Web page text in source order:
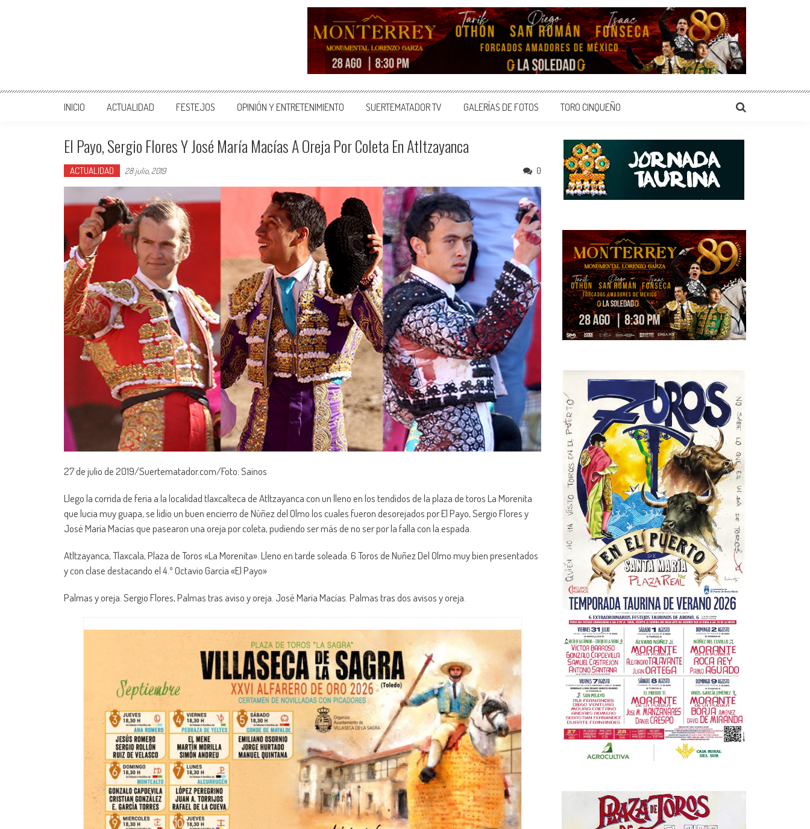
INICIO ACTUALIDAD FESTEJOS OPINIÓN Y ENTRETENIMIENTO SUERTEMATADOR TV GALERÍAS DE FOTOS TORO CINQUEÑO
El Payo, Sergio Flores Y José María Macías A Oreja Por Coleta En Atltzayanca
ACTUALIDAD 28 julio, 2019 0
27 de julio de 2019/Suertematador.com/Foto: Sainos
Llego la corrida de feria a la localidad tlaxcalteca de Atltzayanca con un lleno en los tendidos de la plaza de toros La Morenita
que lucia muy guapa, se lidio un buen encierro de Núñez del Olmo los cuales fueron desorejados por El Payo, Sergio Flores y
José María Macías que pasearon una oreja por coleta, pudiendo ser más de no ser por la falla con la espada.
Atltzayanca, Tlaxcala, Plaza de Toros «La Morenita». Lleno en tarde soleada. 6 Toros de Nuñez Del Olmo muy bien presentados
y con clase destacando el 4.º Octavio García «El Payo»
Palmas y oreja. Sergio Flores, Palmas tras aviso y oreja. José María Macías. Palmas tras dos avisos y oreja.